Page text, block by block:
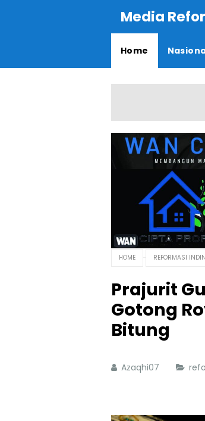
Media
Home
HOME REFORMASI
Prajurit
Gotong
Bitung
Azaqhi07